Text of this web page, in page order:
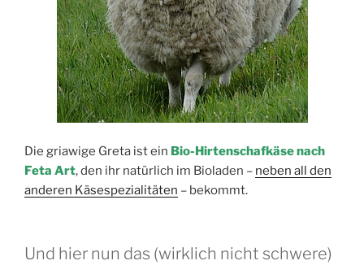
Die griawige Greta ist ein Bio-Hirtenschafkäse nach
Feta Art, den ihr natürlich im Bioladen – neben all den
anderen Käsespezialitäten – bekommt.
Und hier nun das (wirklich nicht schwere)